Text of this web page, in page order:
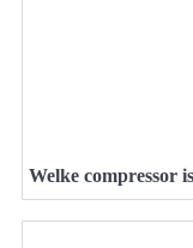
Welke compressor